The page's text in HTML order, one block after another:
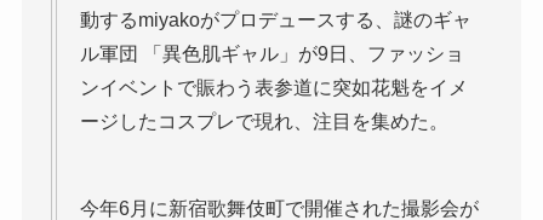
動するmiyakoがプロデュースする、謎のギャ
ル軍団 「異色肌ギャル」が9日、ファッショ
ンイベントで賑わう表参道に突如花魁をイメ
ージしたコスプレで現れ、注目を集めた。
今年6月に新宿歌舞伎町で開催された撮影会が